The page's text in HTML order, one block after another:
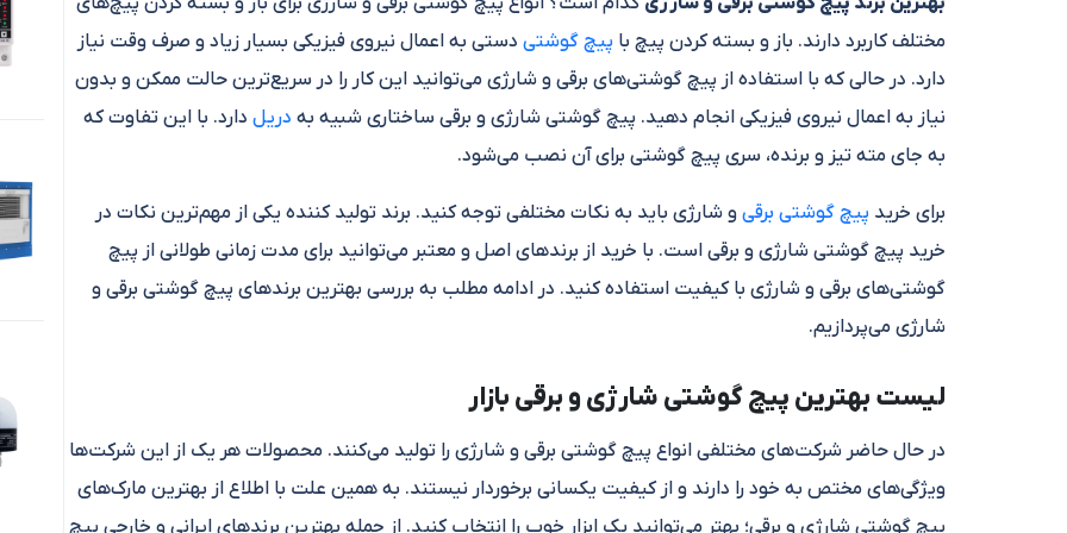
مختلف کاربرد دارند. باز و بسته کردن پیچ با پیچ گوشتی دستی به اعمال نیروی فیزیکی بسیار زیاد و صرف وقت نیاز
دارد. در حالی که با استفاده از پیچ گوشتی‌های برقی و شارژی می‌توانید این کار را در سریع‌ترین حالت ممکن و بدون
نیاز به اعمال نیروی فیزیکی انجام دهید. پیچ گوشتی شارژی و برقی ساختاری شبیه به دریل دارد. با این تفاوت که
به جای مته تیز و برنده، سری پیچ گوشتی برای آن نصب می‌شود.
برای خرید پیچ گوشتی برقی و شارژی باید به نکات مختلفی توجه کنید. برند تولید کننده یکی از مهم‌ترین نکات در
خرید پیچ گوشتی شارژی و برقی است. با خرید از برندهای اصل و معتبر می‌توانید برای مدت زمانی طولانی از پیچ
گوشتی‌های برقی و شارژی با کیفیت استفاده کنید. در ادامه مطلب به بررسی بهترین برندهای پیچ گوشتی برقی و
شارژی می‌پردازیم.
لیست بهترین پیچ گوشتی شارژی و برقی بازار
در حال حاضر شرکت‌های مختلفی انواع پیچ گوشتی برقی و شارژی را تولید می‌کنند. محصولات هر یک از این شرکت‌ها
ویژگی‌های مختص به خود را دارند و از کیفیت یکسانی برخوردار نیستند. به همین علت با اطلاع از بهترین مارک‌های
پیچ گوشتی شارژی و برقی؛ بهتر می‌توانید یک ابزار خوب را انتخاب کنید. از جمله بهترین برندهای ایرانی و خارجی پیچ